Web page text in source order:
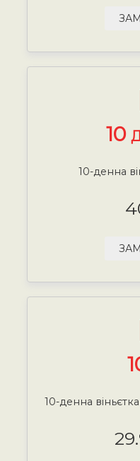
10
10-денна
10-денна